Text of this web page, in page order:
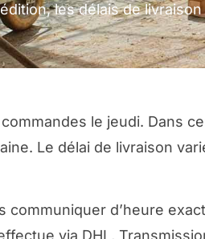
les délais de
le jeudi. Dans
Le délai de livraison
communiquer d’heure
via DHL,